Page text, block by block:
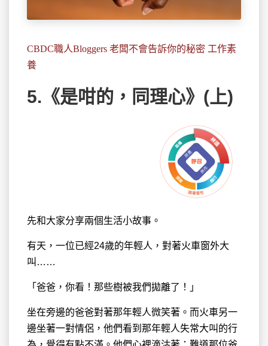
CBDC職人Bloggers 老闆不會告訴你的秘密 工作素
養
5.《是咁的，同理心》(上)
先和大家分享兩個生活小故事 。
有天，一位已經24歲的年輕人，對著火車窗外大
叫……
「爸爸，你看！那些樹被我們拋離了！」
坐在旁邊的爸爸對著那年輕人微笑著。而火車另一
邊坐著一對情侶，他們看到那年輕人失常大叫的行